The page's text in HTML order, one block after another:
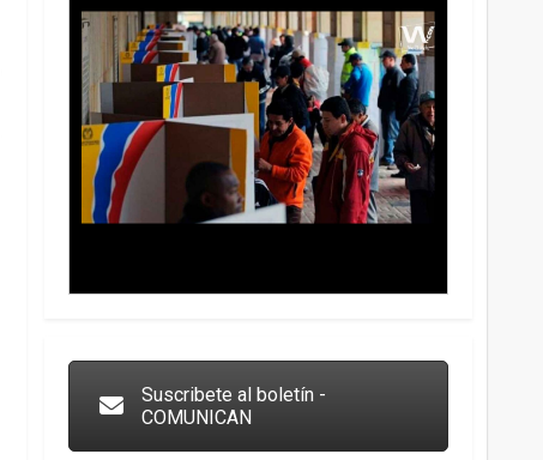
Suscribete al boletín -
COMUNICAN